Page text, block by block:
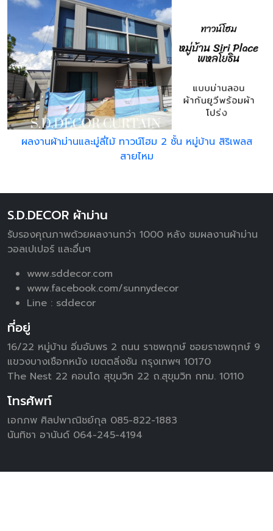
ผลงานผ้าม่านและมู่ลี่ไม้ ทาวน์โฮม 2 ชั้น หมู่บ้าน สิริเพลส
สายไหม
S.D.DECOR ผ้าม่าน
รับรองคุณภาพด้วยผลงานกว่า 1000 หลัง ชมผลงานผ้าม่าน
วอลเปเปอร์ และอื่นๆ
www.sddecor.com
www.facebook.com/sunnydecor
Line : sddecor
ที่อยู่
16/22 หมู่บ้าน อิ่มอัมพร 2 ถนน ราชพฤกษ์ ซอยราชพฤกษ์ 9
แขวงบางเชือกหนัง เขตตลิ่งชัน กรุงเทพฯ 10170
The Nest 22 คอนโด สุขุมวิท 22 ถ.สุขุมวิท กทม. 10110
โทรศัพท์
เอกภพ ศิลปพาณิชย์กุล 085-822-1883
นันทิชา อานันด์ 064-245-4194